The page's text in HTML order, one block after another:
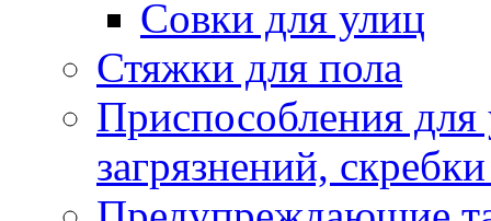
Совки для улиц
Стяжки для пола
Приспособления
загрязнений,